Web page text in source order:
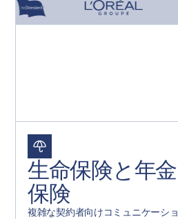
生命保険と年金
保険
複雑な契約者向けコミュニケーショ